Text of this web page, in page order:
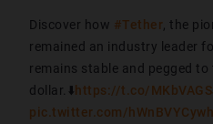
Discover how #Tether , the
remained an industry leader
remains stable and pegged to
dollar.⬇️ https://t.co/
pic.twitter.com/hWnBVYCywh